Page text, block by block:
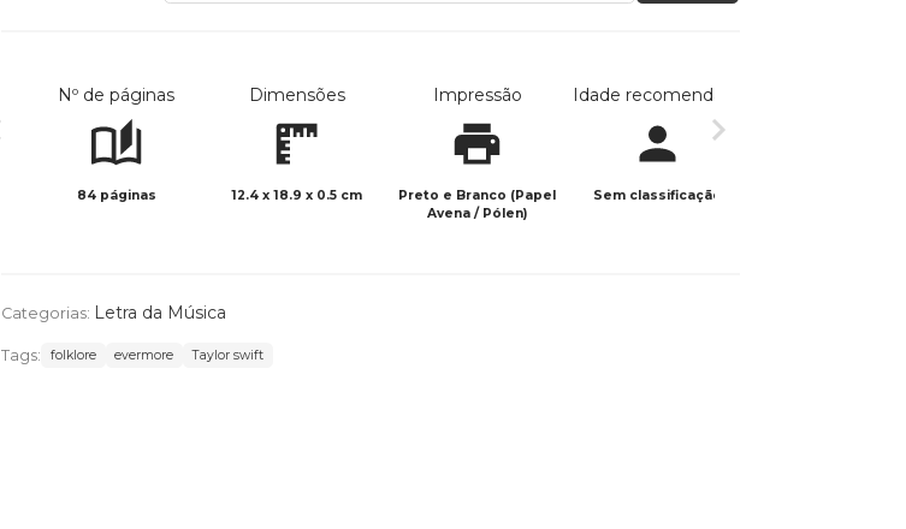
Nº de páginas
84 páginas
Dimensões
12.4 x 18.9 x 0.5 cm
Impressão
Preto e Branco (Papel
Avena / Pólen)
Idade recomendada
Sem classificação
Categorias: Letra da Música
Tags: folklore evermore Taylor swift